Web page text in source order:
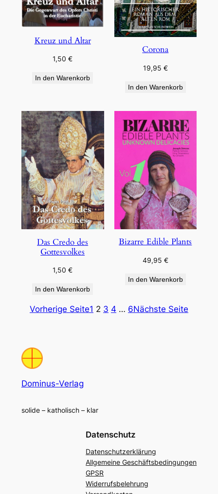
Kreuz und Altar
1,50€
In den Warenkorb
Corona
19,95 €
In den Warenkorb
Das Credo des
Gottesvolkes
1,50€
In den Warenkorb
Bizarre Edible Plants
49,95 €
In den Warenkorb
Vorherige Seite1 2 3 4 … 6Nächste Seite
Dominus-Verlag
solide – katholisch – klar
Datenschutz
Datenschutzerklärung
Allgemeine Geschäftsbedingungen
GPSR
Widerrufsbelehrung